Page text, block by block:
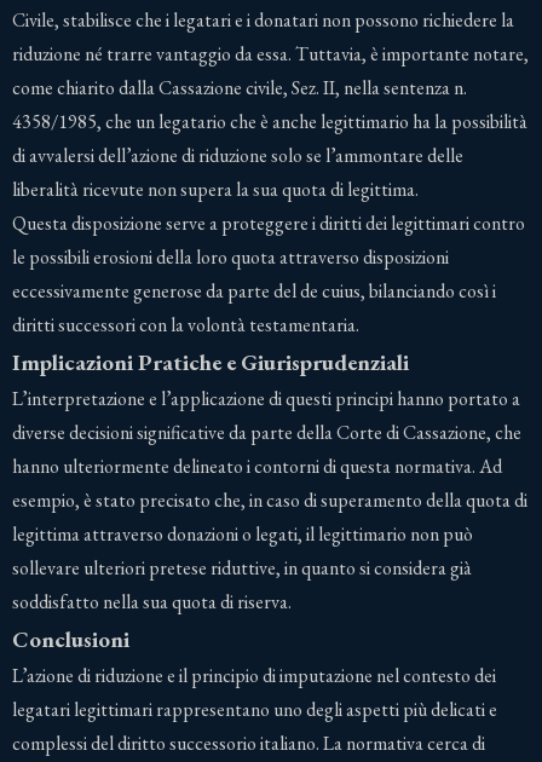
Civile, stabilisce che i legatari e i donatari non possono richiedere la
riduzione né trarre vantaggio da essa. Tuttavia, è importante notare,
come chiarito dalla Cassazione civile, Sez. II, nella sentenza n.
4358/1985, che un legatario che è anche legittimario ha la possibilità
di avvalersi dell’azione di riduzione solo se l’ammontare delle
liberalità ricevute non supera la sua quota di legittima.
Questa disposizione serve a proteggere i diritti dei legittimari contro
le possibili erosioni della loro quota attraverso disposizioni
eccessivamente generose da parte del de cuius, bilanciando così i
diritti successori con la volontà testamentaria.
Implicazioni Pratiche e Giurisprudenziali
L’interpretazione e l’applicazione di questi principi hanno portato a
diverse decisioni significative da parte della Corte di Cassazione, che
hanno ulteriormente delineato i contorni di questa normativa. Ad
esempio, è stato precisato che, in caso di superamento della quota di
legittima attraverso donazioni o legati, il legittimario non può
sollevare ulteriori pretese riduttive, in quanto si considera già
soddisfatto nella sua quota di riserva.
Conclusioni
L’azione di riduzione e il principio di imputazione nel contesto dei
legatari legittimari rappresentano uno degli aspetti più delicati e
complessi del diritto successorio italiano. La normativa cerca di